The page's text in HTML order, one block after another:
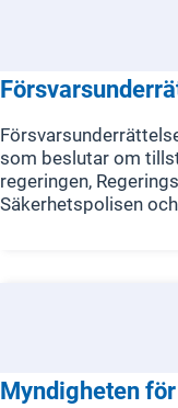
som beslutar om
regeringen,
Säkerhetspolisen
Myndigheten